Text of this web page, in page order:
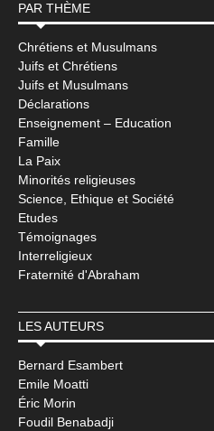
PAR THÈME
Chrétiens et Musulmans
Juifs et Chrétiens
Juifs et Musulmans
Déclarations
Enseignement – Education
Famille
La Paix
Minorités religieuses
Science, Ethique et Société
Etudes
Témoignages
Interreligieux
Fraternité d'Abraham
LES AUTEURS
Bernard Esambert
Emile Moatti
Éric Morin
Foudil Benabadji